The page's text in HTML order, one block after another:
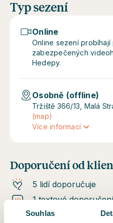
Souhlas
Typ sezení
Online
Online sezení
zabezpečených
Hedepy.
Osobně (offline)
Tržiště 366/13, Malá
(map)
Více informací
Doporučení od
5 lidí doporučuje
1 textové doporučení